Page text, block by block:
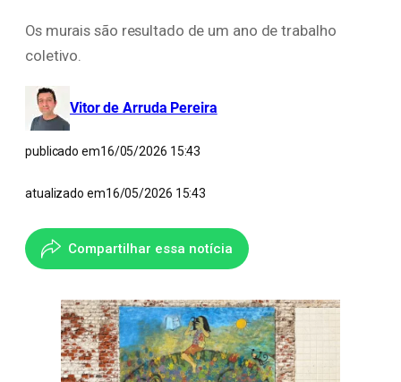
Os murais são resultado de um ano de trabalho
coletivo.
Vitor de Arruda Pereira
publicado em16/05/2026 15:43
atualizado em16/05/2026 15:43
Compartilhar essa notícia